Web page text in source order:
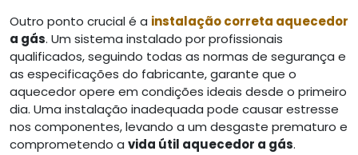
Outro ponto crucial é a instalação correta aquecedor
a gás. Um sistema instalado por profissionais
qualificados, seguindo todas as normas de segurança e
as especificações do fabricante, garante que o
aquecedor opere em condições ideais desde o primeiro
dia. Uma instalação inadequada pode causar estresse
nos componentes, levando a um desgaste prematuro e
comprometendo a vida útil aquecedor a gás.